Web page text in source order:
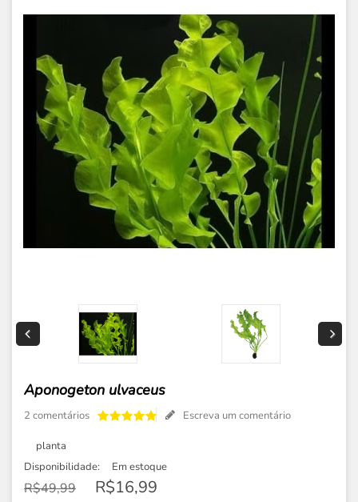
Aponogeton ulvaceus
2 comentários Escreva um comentário
planta
Disponibilidade:
Em estoque
R$49,99 R$16,99